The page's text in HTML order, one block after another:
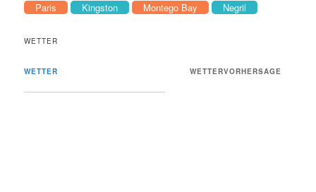
Paris
Kingston Montego Bay Negril
WETTER
WETTER WETTERVORHERSAGE